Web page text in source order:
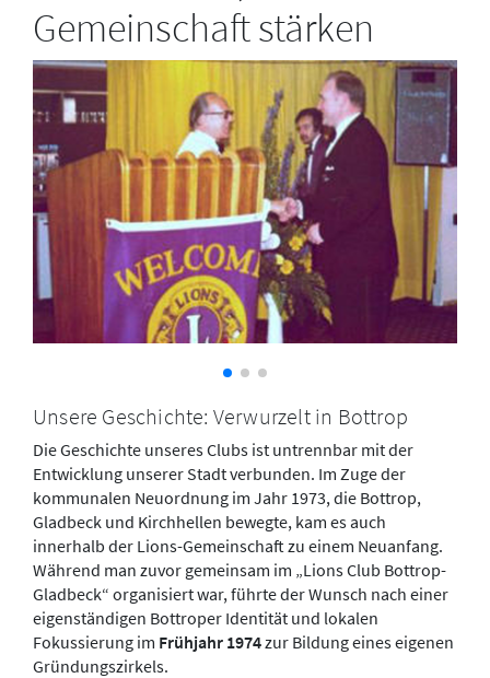
Gemeinschaft stärken
Unsere Geschichte: Verwurzelt in Bottrop
Die Geschichte unseres Clubs ist untrennbar mit der
Entwicklung unserer Stadt verbunden. Im Zuge der
kommunalen Neuordnung im Jahr 1973, die Bottrop,
Gladbeck und Kirchhellen bewegte, kam es auch
innerhalb der Lions-Gemeinschaft zu einem Neuanfang.
Während man zuvor gemeinsam im „Lions Club Bottrop-
Gladbeck“ organisiert war, führte der Wunsch nach einer
eigenständigen Bottroper Identität und lokalen
Fokussierung im Frühjahr 1974zur Bildung eines eigenen
Gründungszirkels.